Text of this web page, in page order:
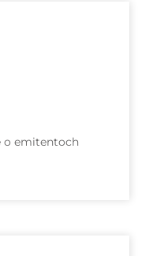
o emitentoch